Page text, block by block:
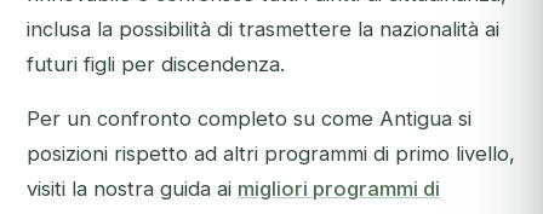
inclusa la possibilità di trasmettere la nazionalità ai
futuri figli per discendenza.
Per un confronto completo su come Antigua si
posizioni rispetto ad altri programmi di primo livello,
visiti la nostra guida ai migliori programmi di